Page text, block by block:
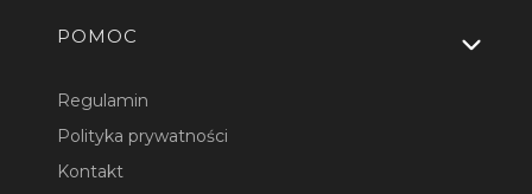
Linki w stopce
POMOC
Regulamin
Polityka prywatności
Kontakt